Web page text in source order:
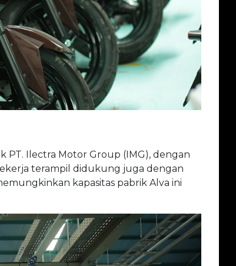
PT. Ilectra Motor Group (IMG), dengan
terampil didukung juga dengan
kapasitas pabrik Alva ini